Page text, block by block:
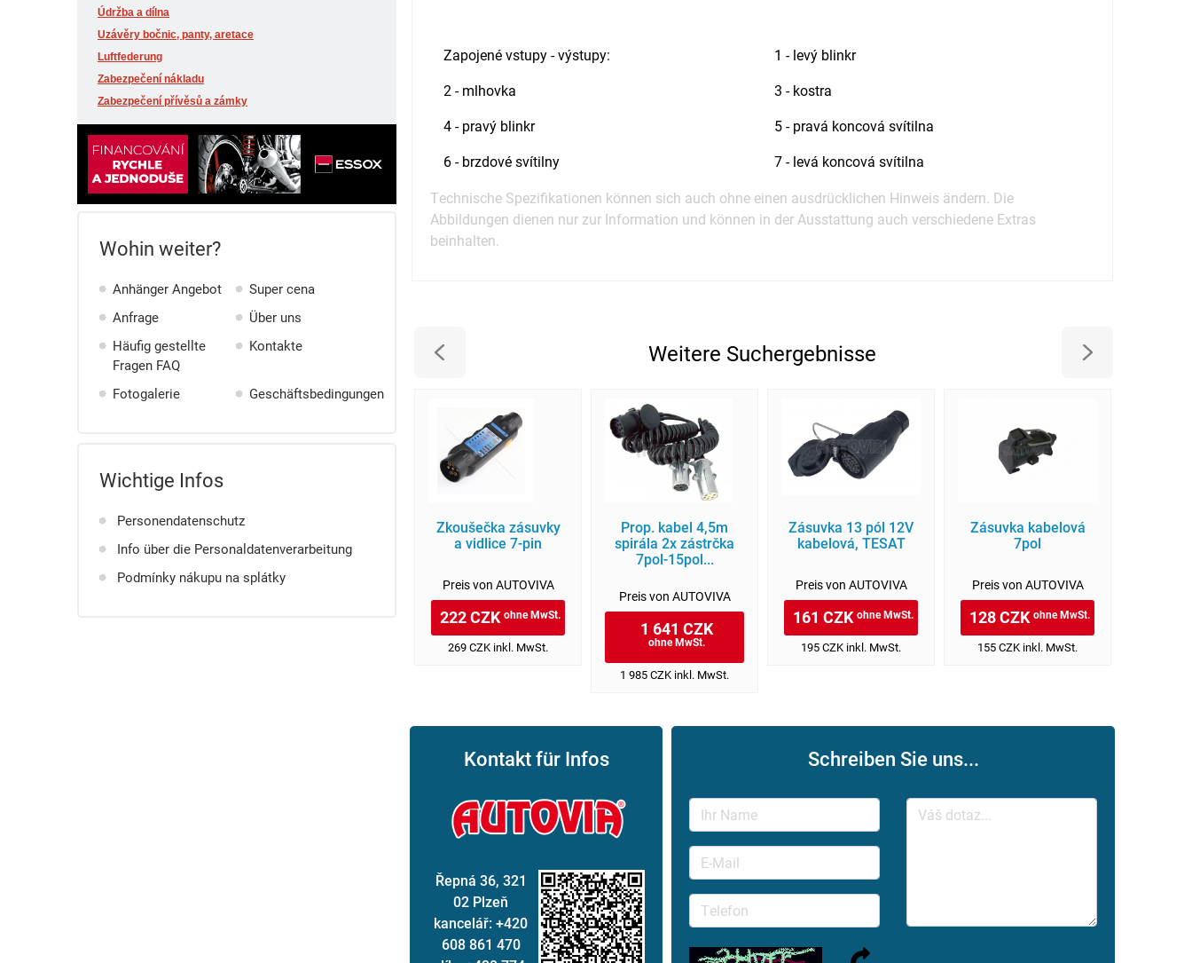
Údržba a dílna
Uzávěry bočnic, panty, aretace
Luftfederung
Zabezpečení nákladu
Zabezpečení přívěsů a zámky
Wohin weiter?
Anhänger Angebot
Super cena
Anfrage
Über uns
Häufig gestellte
Fragen FAQ
Kontakte
Fotogalerie Geschäftsbedingungen
Wichtige Infos
Personendatenschutz
Info über die Personaldatenverarbeitung
Podmínky nákupu na splátky
Zapojené vstupy - výstupy:
1 - levý blinkr
2 - mlhovka
3 - kostra
4 - pravý blinkr
5 - pravá koncová svítilna
6 - brzdové svítilny
7 - levá koncová svítilna
Technische Spezifikationen können sich auch ohne einen ausdrücklichen Hinweis ändern. Die
Abbildungen dienen nur zur Information und können in der Ausstattung auch verschiedene Extras
beinhalten.
Weitere Suchergebnisse
Zkoušečka zásuvky
a vidlice 7-pin
Preis von AUTOVIVA
222 CZKohne MwSt.
269 CZK inkl. MwSt.
Prop. kabel 4,5m
spirála 2x zástrčka
7pol-15pol...
Preis von AUTOVIVA
1 641 CZK
ohne MwSt.
1 985 CZK inkl. MwSt.
Zásuvka 13 pól 12V
kabelová, TESAT
Preis von AUTOVIVA
161 CZKohne MwSt.
195 CZK inkl. MwSt.
Zásuvka kabelová
7pol
Preis von AUTOVIVA
128 CZKohne MwSt.
155 CZK inkl. MwSt.
Kontakt für Infos
Řepná 36, 321
02 Plzeň
kancelář: +420
608 861 470
Schreiben Sie uns...